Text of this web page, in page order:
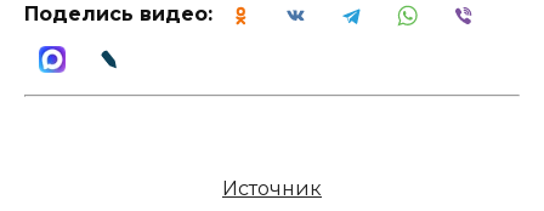
Поделись видео:
Источник